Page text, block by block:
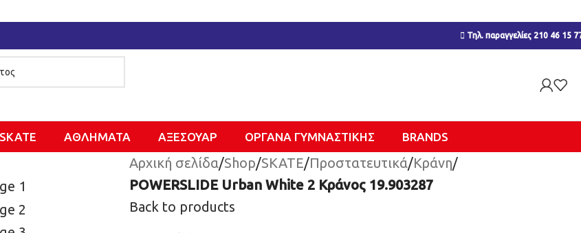
Τηλ. παραγγελίες 210 46 15
SKATE ΑΘΛΗΜΑΤΑ ΑΞΕΣΟΥΑΡ ΌΡΓΑΝΑ ΓΥΜΝΑΣΤΙΚΉΣ BRANDS
Αρχική σελίδα/Shop/SKATE/Προστατευτικά/Κράνη/
POWERSLIDE Urban White 2 Κράνος 19.903287
Back to products